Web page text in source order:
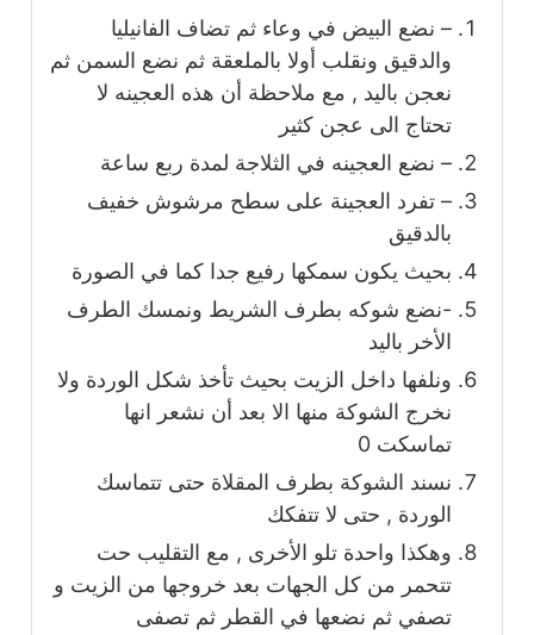
– نضع البيض في وعاء ثم تضاف الفانيليا
والدقيق ونقلب أولا بالملعقة ثم نضع السمن ثم
نعجن باليد , مع ملاحظة أن هذه العجينه لا
تحتاج الى عجن كثير
– نضع العجينه في الثلاجة لمدة ربع ساعة
– تفرد العجينة على سطح مرشوش خفيف
بالدقيق
بحيث يكون سمكها رفيع جدا كما في الصورة
-نضع شوكه بطرف الشريط ونمسك الطرف
الأخر باليد
ونلفها داخل الزيت بحيث تأخذ شكل الوردة ولا
نخرج الشوكة منها الا بعد أن نشعر انها
تماسكت 0
نسند الشوكة بطرف المقلاة حتى تتماسك
الوردة , حتى لا تتفكك
وهكذا واحدة تلو الأخرى , مع التقليب حت
تتحمر من كل الجهات بعد خروجها من الزيت و
تصفي ثم نضعها في القطر ثم تصفى